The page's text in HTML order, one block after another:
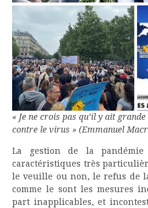
« Je ne crois pas qu’il y ait
contre le virus » (Emmanuel
La gestion de la pandémie
caractéristiques très
le veuille ou non, le refus de
comme le sont les mesures
part inapplicables, et